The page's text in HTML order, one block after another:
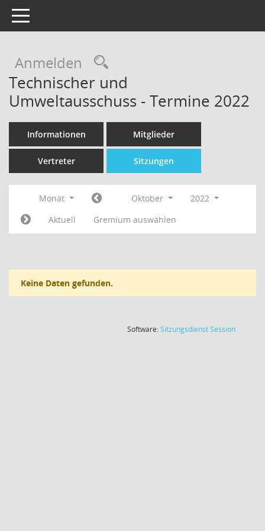
Toggle navigation
Anmelden Rechercheauswahl
Technischer und
Umweltausschuss - Termine 2022
Informationen Mitglieder
Vertreter Sitzungen
Monat Oktober
2022
Aktuell
Gremium auswählen
Keine Daten gefunden.
Software:SitzungsdienstSession(Wird in